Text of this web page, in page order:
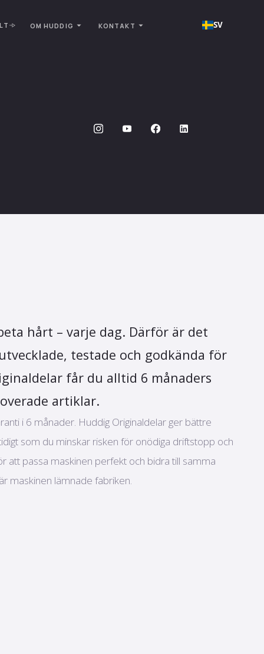
OM HUDDIG KONTAKT SV
hårt – varje dag. Därför är det
testade och godkända för
får du alltid 6 månaders
artiklar.
i 6 månader. Huddig Originaldelar ger bättre
som du minskar risken för onödiga driftstopp och
att passa maskinen perfekt och bidra till samma
maskinen lämnade fabriken.